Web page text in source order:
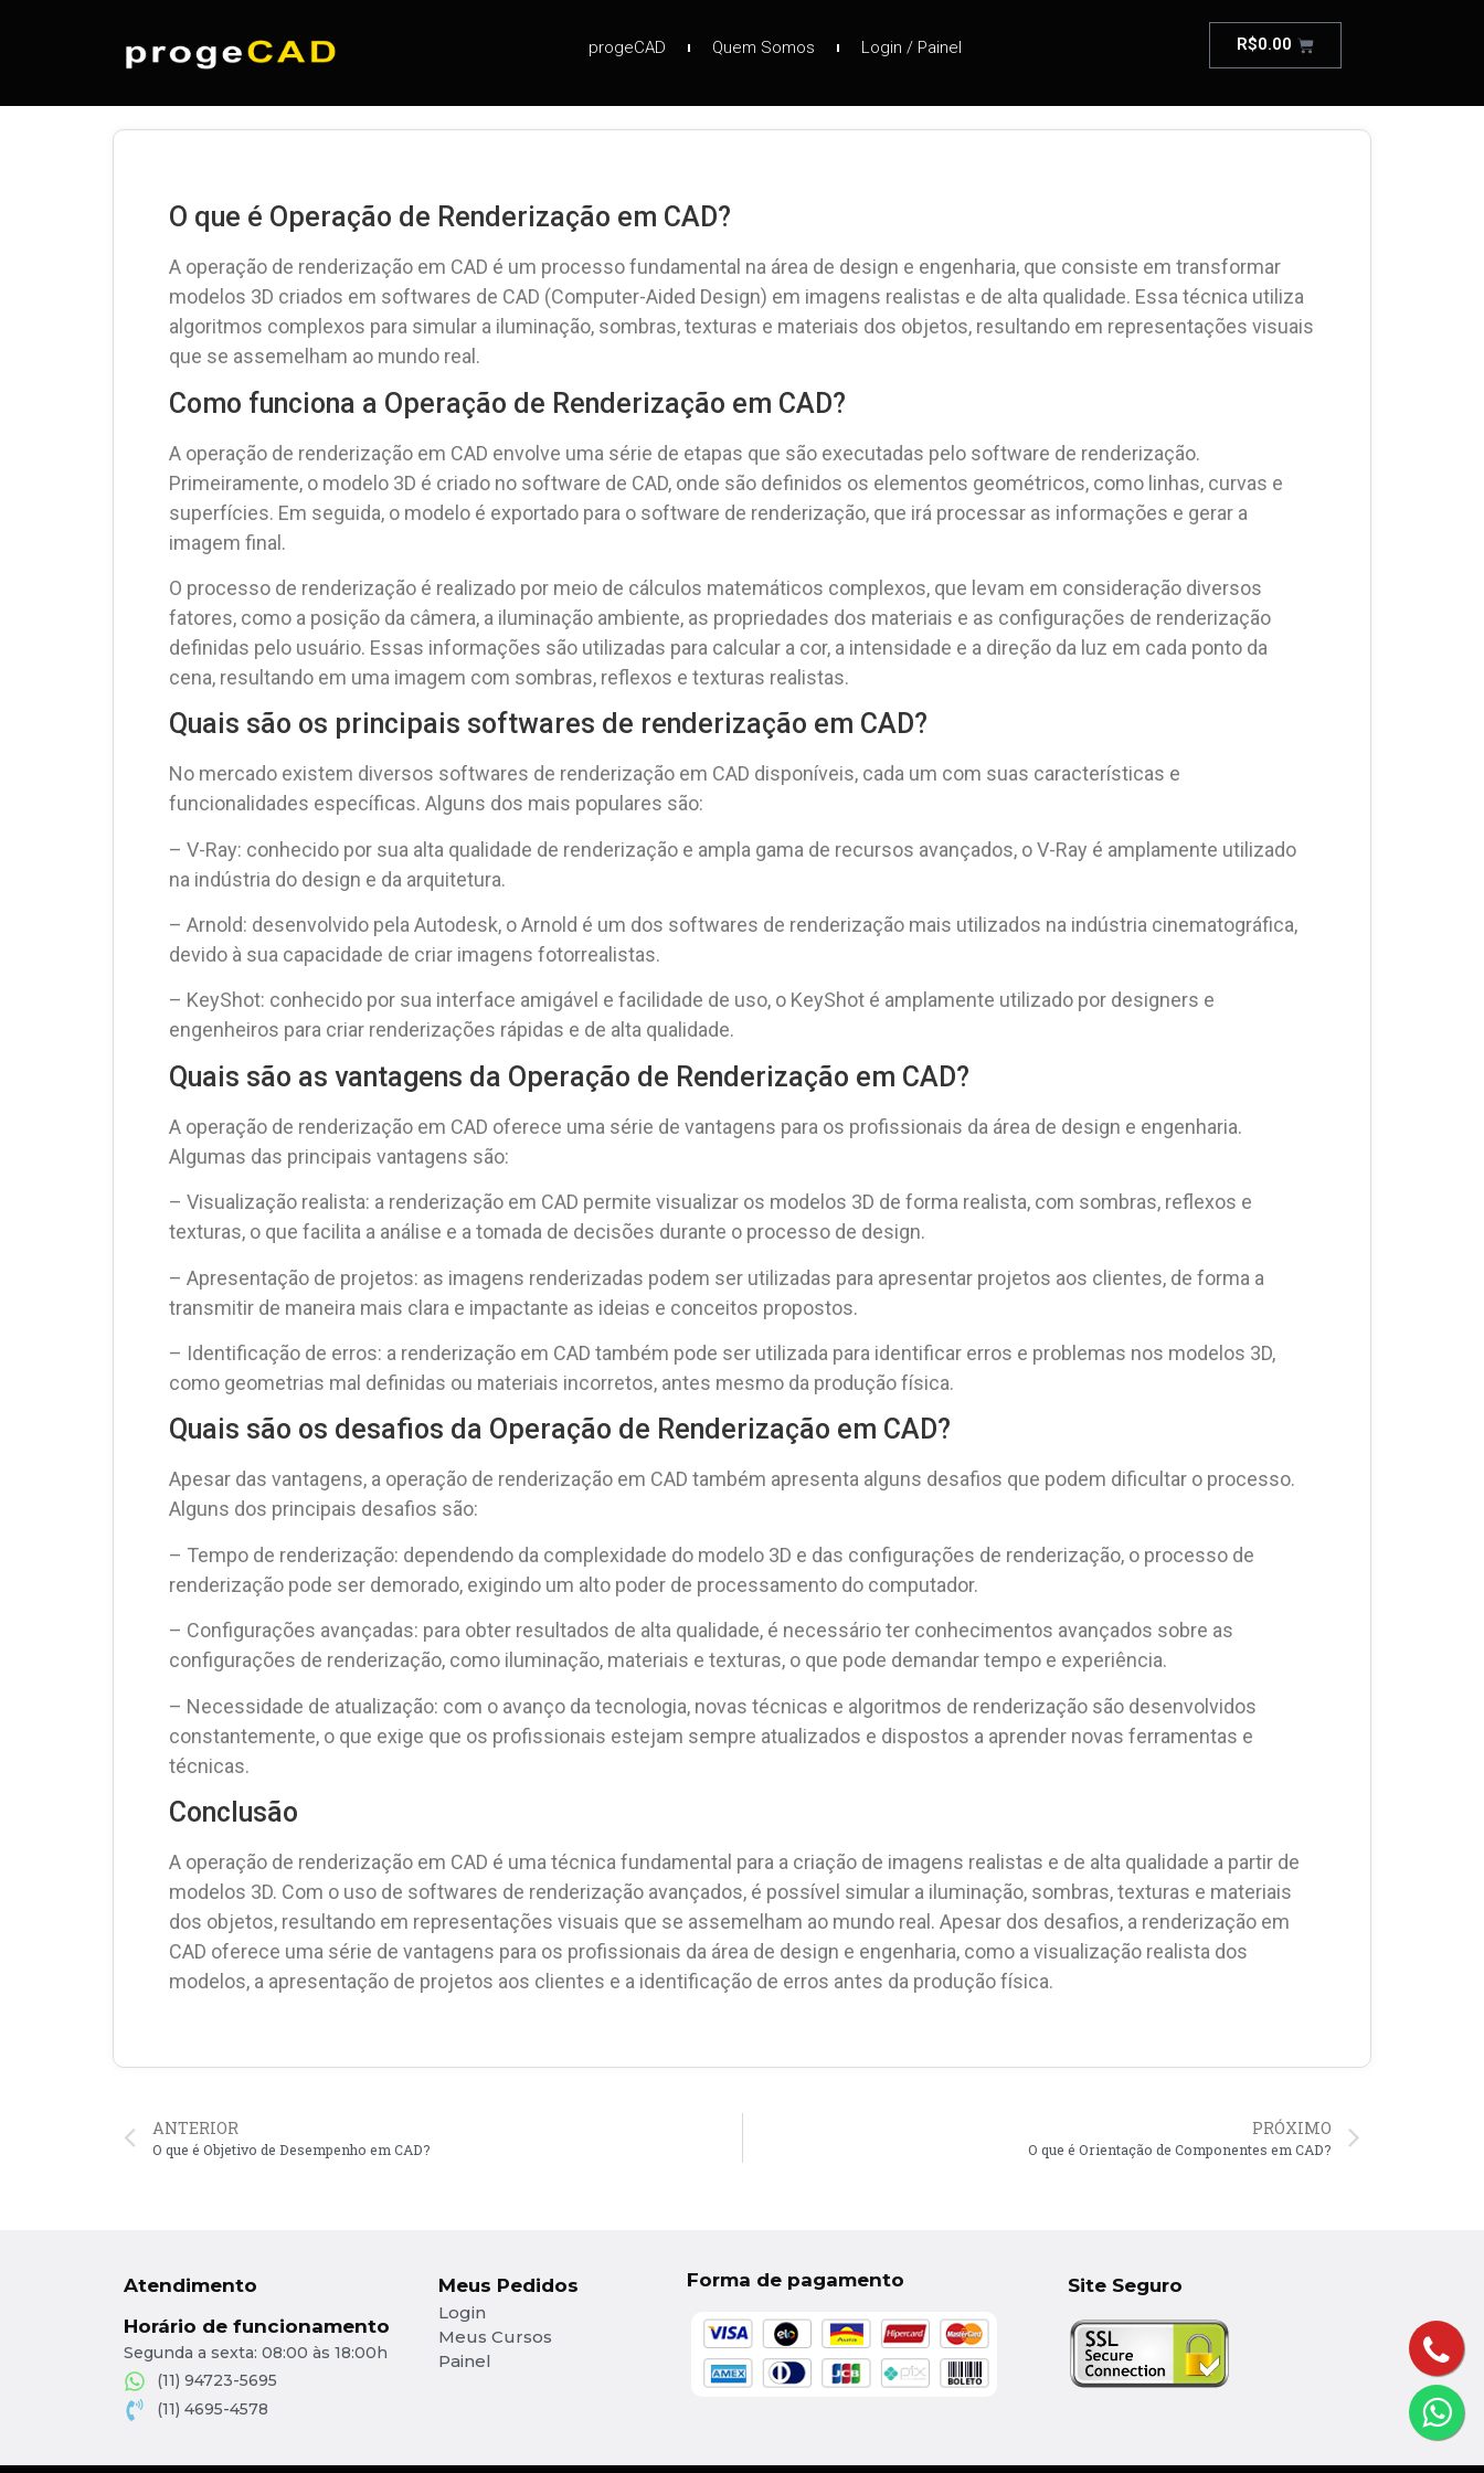
progeCAD Quem Somos Login / Painel R$0.00
O que é Operação de Renderização em CAD?
A operação de renderização em CAD é um processo fundamental na área de design e engenharia, que consiste em transformar
modelos 3D criados em softwares de CAD (Computer-Aided Design) em imagens realistas e de alta qualidade. Essa técnica utiliza
algoritmos complexos para simular a iluminação, sombras, texturas e materiais dos objetos, resultando em representações visuais
que se assemelham ao mundo real.
Como funciona a Operação de Renderização em CAD?
A operação de renderização em CAD envolve uma série de etapas que são executadas pelo software de renderização.
Primeiramente, o modelo 3D é criado no software de CAD, onde são definidos os elementos geométricos, como linhas, curvas e
superfícies. Em seguida, o modelo é exportado para o software de renderização, que irá processar as informações e gerar a
imagem final.
O processo de renderização é realizado por meio de cálculos matemáticos complexos, que levam em consideração diversos
fatores, como a posição da câmera, a iluminação ambiente, as propriedades dos materiais e as configurações de renderização
definidas pelo usuário. Essas informações são utilizadas para calcular a cor, a intensidade e a direção da luz em cada ponto da
cena, resultando em uma imagem com sombras, reflexos e texturas realistas.
Quais são os principais softwares de renderização em CAD?
No mercado existem diversos softwares de renderização em CAD disponíveis, cada um com suas características e
funcionalidades específicas. Alguns dos mais populares são:
– V-Ray: conhecido por sua alta qualidade de renderização e ampla gama de recursos avançados, o V-Ray é amplamente utilizado
na indústria do design e da arquitetura.
– Arnold: desenvolvido pela Autodesk, o Arnold é um dos softwares de renderização mais utilizados na indústria cinematográfica,
devido à sua capacidade de criar imagens fotorrealistas.
– KeyShot: conhecido por sua interface amigável e facilidade de uso, o KeyShot é amplamente utilizado por designers e
engenheiros para criar renderizações rápidas e de alta qualidade.
Quais são as vantagens da Operação de Renderização em CAD?
A operação de renderização em CAD oferece uma série de vantagens para os profissionais da área de design e engenharia.
Algumas das principais vantagens são:
– Visualização realista: a renderização em CAD permite visualizar os modelos 3D de forma realista, com sombras, reflexos e
texturas, o que facilita a análise e a tomada de decisões durante o processo de design.
– Apresentação de projetos: as imagens renderizadas podem ser utilizadas para apresentar projetos aos clientes, de forma a
transmitir de maneira mais clara e impactante as ideias e conceitos propostos.
– Identificação de erros: a renderização em CAD também pode ser utilizada para identificar erros e problemas nos modelos 3D,
como geometrias mal definidas ou materiais incorretos, antes mesmo da produção física.
Quais são os desafios da Operação de Renderização em CAD?
Apesar das vantagens, a operação de renderização em CAD também apresenta alguns desafios que podem dificultar o processo.
Alguns dos principais desafios são:
– Tempo de renderização: dependendo da complexidade do modelo 3D e das configurações de renderização, o processo de
renderização pode ser demorado, exigindo um alto poder de processamento do computador.
– Configurações avançadas: para obter resultados de alta qualidade, é necessário ter conhecimentos avançados sobre as
configurações de renderização, como iluminação, materiais e texturas, o que pode demandar tempo e experiência.
– Necessidade de atualização: com o avanço da tecnologia, novas técnicas e algoritmos de renderização são desenvolvidos
constantemente, o que exige que os profissionais estejam sempre atualizados e dispostos a aprender novas ferramentas e
técnicas.
Conclusão
A operação de renderização em CAD é uma técnica fundamental para a criação de imagens realistas e de alta qualidade a partir de
modelos 3D. Com o uso de softwares de renderização avançados, é possível simular a iluminação, sombras, texturas e materiais
dos objetos, resultando em representações visuais que se assemelham ao mundo real. Apesar dos desafios, a renderização em
CAD oferece uma série de vantagens para os profissionais da área de design e engenharia, como a visualização realista dos
modelos, a apresentação de projetos aos clientes e a identificação de erros antes da produção física.
ANTERIOR
O que é Objetivo de Desempenho em CAD?
PRÓXIMO
O que é Orientação de Componentes em CAD?
Atendimento
Horário de funcionamento
Segunda a sexta: 08:00 às 18:00h
(11) 94723-5695
(11) 4695-4578
Meus Pedidos
Login
Meus Cursos
Painel
Forma de pagamento Site Seguro